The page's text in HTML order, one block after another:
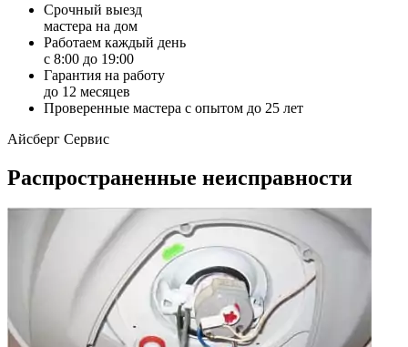
Срочный выезд
мастера на дом
Работаем каждый день
с 8:00 до 19:00
Гарантия на работу
до 12 месяцев
Проверенные мастера с опытом до 25 лет
Айсберг Сервис
Распространенные неисправности